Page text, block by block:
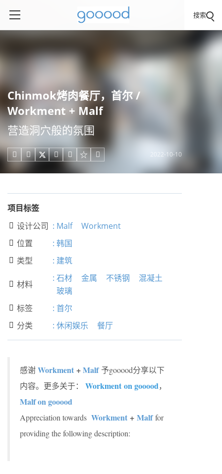
搜索
Chinmok烤肉餐厅，首尔 /
Workment + Malf
营造洞穴般的氛围
     2022-10-10
项目标签
 设计公司 : Malf Workment
 位置 : 韩国
 类型 : 建筑
 材料
: 石材 金属 不锈钢
混凝土
玻璃
 标签 : 首尔
 分类 : 休闲娱乐 餐厅
感谢Workment +Malf 予gooood分享以下
内容。更多关于：
Workment on gooood，
Malf on gooood
Appreciation towards Workment + Malffor
providing the following description: